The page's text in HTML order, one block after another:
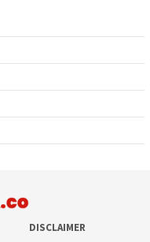
DISCLAIMER